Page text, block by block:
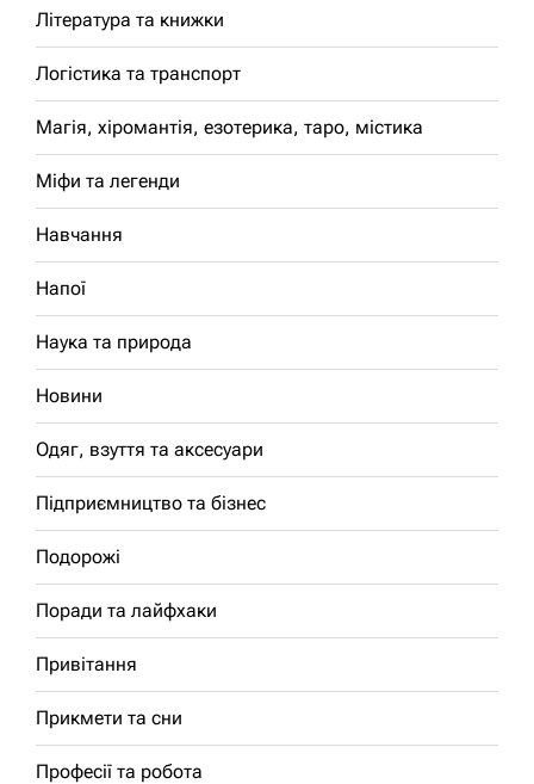
Література та книжки
Логістика та транспорт
Магія, хіромантія, езотерика, таро, містика
Міфи та легенди
Навчання
Напої
Наука та природа
Новини
Одяг, взуття та аксесуари
Підприємництво та бізнес
Подорожі
Поради та лайфхаки
Привітання
Прикмети та сни
Професії та робота